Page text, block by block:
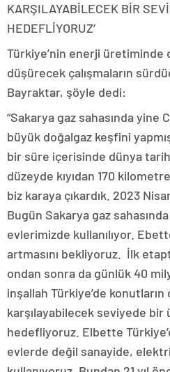
KARŞILAYABİLECEK BİR
HEDEFLİYORUZ’
Türkiye’nin enerji üretiminde
düşürecek çalışmaların
Bayraktar, şöyle dedi:
“Sakarya gaz sahasında
büyük doğalgaz keşfini
bir süre içerisinde dünya
düzeyde kıyıdan 170
biz karaya çıkardık. 2023
Bugün Sakarya gaz
evlerimizde kullanılıyor.
artmasını bekliyoruz. İlk
ondan sonra da günlük 40
inşallah Türkiye’de konutların
karşılayabilecek seviyede bir
hedefliyoruz. Elbette
evlerde değil sanayide,